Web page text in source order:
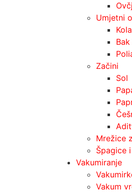
Umjetni
Začini
Sol
Mrežice
Špagice
Vakumiranje
Vakum